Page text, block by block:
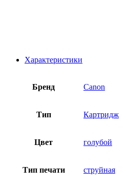
Характеристики
Бренд Canon
Тип Картридж
Цвет голубой
Тип печати струйная